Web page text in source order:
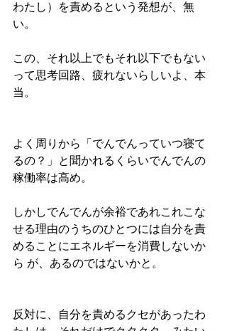
わたし）を責めるという発想が、無
い。
この、それ以上でもそれ以下でもない
って思考回路、疲れないらしいよ、本
当。
よく周りから「でんでんっていつ寝て
るの？」と聞かれるくらいでんでんの
稼働率は高め。
しかしでんでんが余裕であれこれこな
せる理由のうちのひとつには自分を責
めることにエネルギーを消費しないか
ら が、あるのではないかと。
反対に、自分を責めるクセがあったわ